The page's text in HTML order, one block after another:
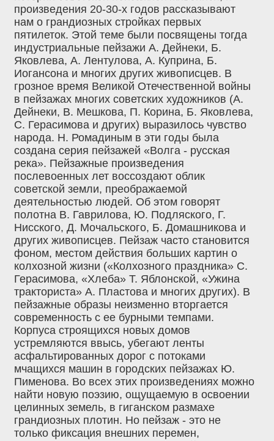
произведения 20-30-х годов рассказывают
нам о грандиозных стройках первых
пятилеток. Этой теме были посвящены тогда
индустриальные пейзажи А. Дейнеки, Б.
Яковлева, А. Лентулова, А. Куприна, Б.
Иогансона и многих других живописцев. В
грозное время Великой Отечественной войны
в пейзажах многих советских художников (А.
Дейнеки, В. Мешкова, П. Корина, Б. Яковлева,
С. Герасимова и других) выразилось чувство
народа. Н. Ромадиным в эти годы была
создана серия пейзажей «Волга - русская
река». Пейзажные произведения
послевоенных лет воссоздают облик
советской земли, преображаемой
деятельностью людей. Об этом говорят
полотна В. Гаврилова, Ю. Подляского, Г.
Нисского, Д. Мочальского, Б. Домашникова и
других живописцев. Пейзаж часто становится
фоном, местом действия больших картин о
колхозной жизни («Колхозного праздника» С.
Герасимова, «Хлеба» Т. Яблонской, «Ужина
тракториста» А. Пластова и многих других). В
пейзажные образы неизменно вторгается
современность с ее бурными темпами.
Корпуса строящихся новых домов
устремляются ввысь, убегают ленты
асфальтированных дорог с потоками
мчащихся машин в городских пейзажах Ю.
Пименова. Во всех этих произведениях можно
найти новую поэзию, ощущаемую в освоении
целинных земель, в гиганском размахе
грандиозных плотин. Но пейзаж - это не
только фиксация внешних перемен,